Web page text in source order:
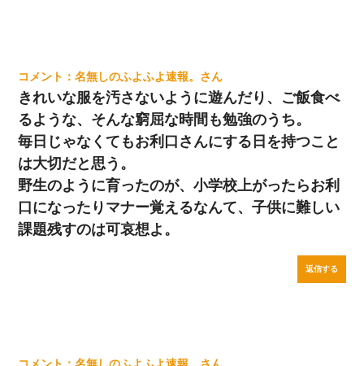
名無しのふよふよ速報。
きれいな服を汚さないように遊んだり、ご飯食べ
るような、そんな窮屈な時間も勉強のうち。
毎日じゃなくてもお利口さんにする日を持つこと
は大切だと思う。
野生のように育ったのが、小学校上がったらお利
口になったりマナー覚えるなんて、子供に難しい
課題残すのは可哀想よ。
返信する